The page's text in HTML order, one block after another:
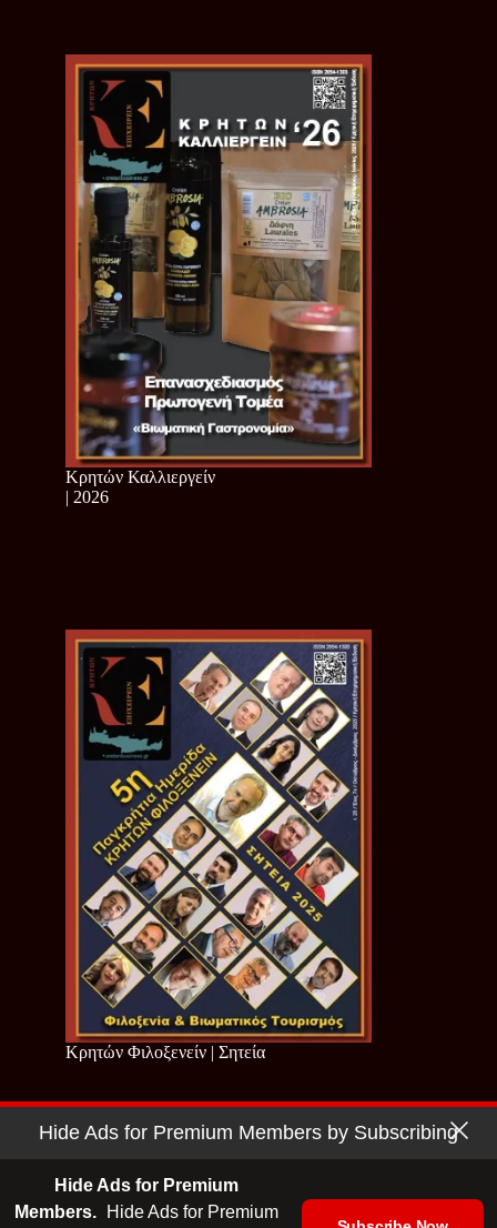
Κρητών Καλλιεργείν
| 2026
Κρητών Φιλοξενείν | Σητεία
Copyright © 2026 - Cretan Business | Κρητών Επιχειρείν
Hide Ads for Premium Members by Subscribing
Hide Ads for Premium
Members.
Hide Ads for Premium